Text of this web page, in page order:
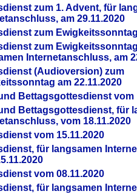
zum 1. Advent, für
am 29.11.2020
zum
zum
Internetanschluss, am
(Audioversion) zum
am 22.11.2020
Bettagsgottesdienst vom
Bettagsgottesdienst, für
vom 18.11.2020
vom 15.11.2020
für langsamen
vom 08.11.2020
für langsamen